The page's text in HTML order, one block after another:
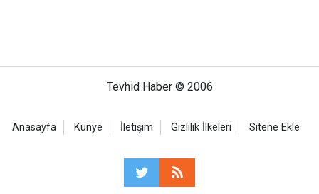
Tevhid Haber © 2006
Anasayfa Künye İletişim Gizlilik İlkeleri Sitene Ekle